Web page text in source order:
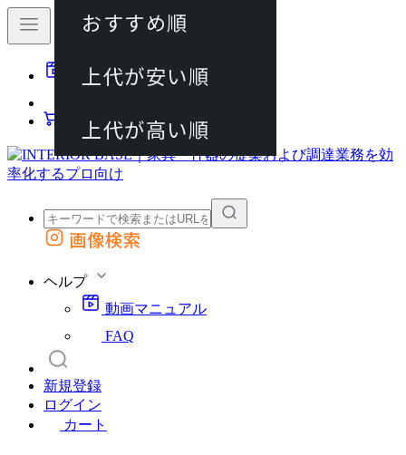
動画マニュアル
カート
外部サイトの商品をカートに追加
画像検索
ヘルプ
動画マニュアル
FAQ
新規登録
ログイン
カート
おすすめ順
上代が安い順
上代が高い順